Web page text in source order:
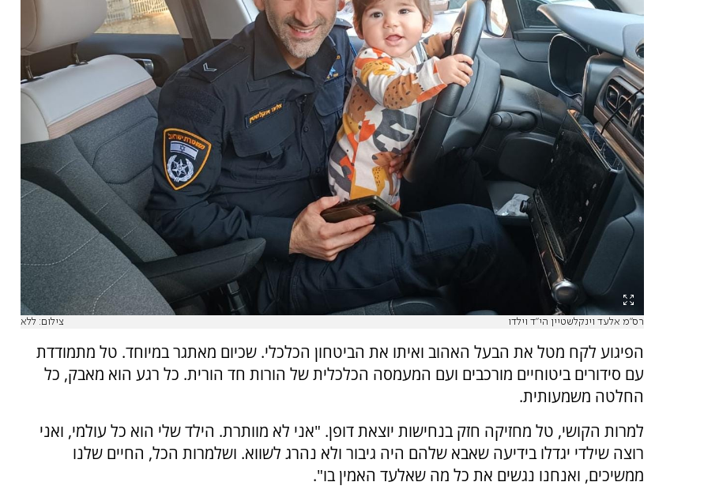
רס"מ אלעד וינקלשטיין הי"ד וילדו צילום: ללא
הפיגוע לקח מטל את הבעל האהוב ואיתו את הביטחון הכלכלי. שכיום מאתגר במיוחד. טל מתמודדת
עם סידורים ביטוחיים מורכבים ועם המעמסה הכלכלית של הורות חד הורית. כל רגע הוא מאבק, כל
החלטה משמעותית.
למרות הקושי, טל מחזיקה חזק בנחישות יוצאת דופן. "אני לא מוותרת. הילד שלי הוא כל עולמי, ואני
רוצה שילדי יגדלו בידיעה שאבא שלהם היה גיבור ולא נהרג לשווא. ושלמרות הכל, החיים שלנו
ממשיכים, ואנחנו נגשים את כל מה שאלעד האמין בו".